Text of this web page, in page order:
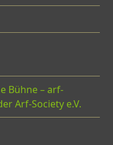
Bühne – arf-
Arf-Society e.V.